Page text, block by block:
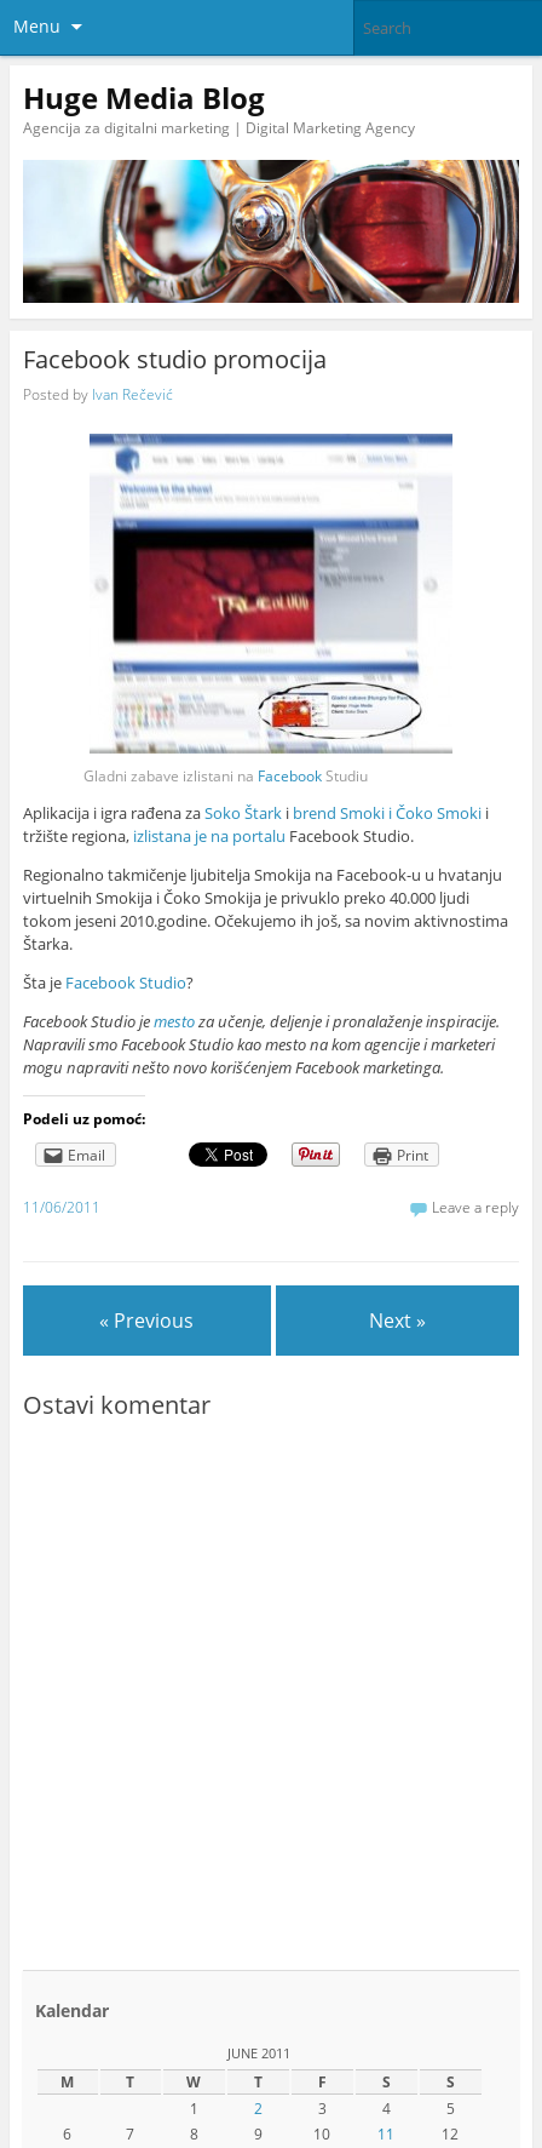
Menu
Huge Media Blog
Agencija za digitalni marketing | Digital Marketing Agency
Facebook studio promocija
Posted by Ivan Rečević
Gladni zabave izlistani na FacebookStudiu
Aplikacija i igra rađena zaSoko Štarki brend Smoki i Čoko Smokii
tržište regiona, izlistana je na portalu Facebook Studio.
Regionalno takmičenje ljubitelja Smokija na Facebook-u u hvatanju
virtuelnih Smokija i Čoko Smokija je privuklo preko 40.000 ljudi
tokom jeseni 2010.godine. Očekujemo ih još, sa novim aktivnostima
Štarka.
Šta je Facebook Studio?
Facebook Studio jemestoza učenje, deljenje i pronalaženje inspiracije.
Napravili smo Facebook Studio kao mesto na kom agencije i marketeri
mogu napraviti nešto novo korišćenjem Facebook marketinga.
Podeli uz pomoć:
Email
Print
11/06/2011 Leave a reply
« Previous Next »
Ostavi komentar
Kalendar
JUNE 2011
M T W T F S S
1 2 3 4
5
6
7 8 9 10 11
12